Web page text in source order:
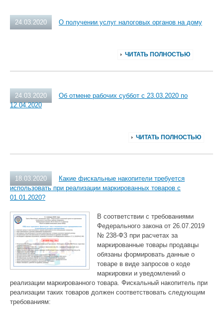
24.03.2020 О получении услуг налоговых органов на дому
ЧИТАТЬ ПОЛНОСТЬЮ
24.03.2020
Об отмене рабочих суббот с 23.03.2020 по
12.04.2020
ЧИТАТЬ ПОЛНОСТЬЮ
18.03.2020
Какие фискальные накопители требуется
использовать при реализации маркированных товаров с
01.01.2020?
В соответствии с требованиями
Федерального закона от 26.07.2019
№ 238-ФЗ при расчетах за
маркированные товары продавцы
обязаны формировать данные о
товаре в виде запросов о коде
маркировки и уведомлений о
реализации маркированного товара. Фискальный накопитель при
реализации таких товаров должен соответствовать следующим
требованиям: